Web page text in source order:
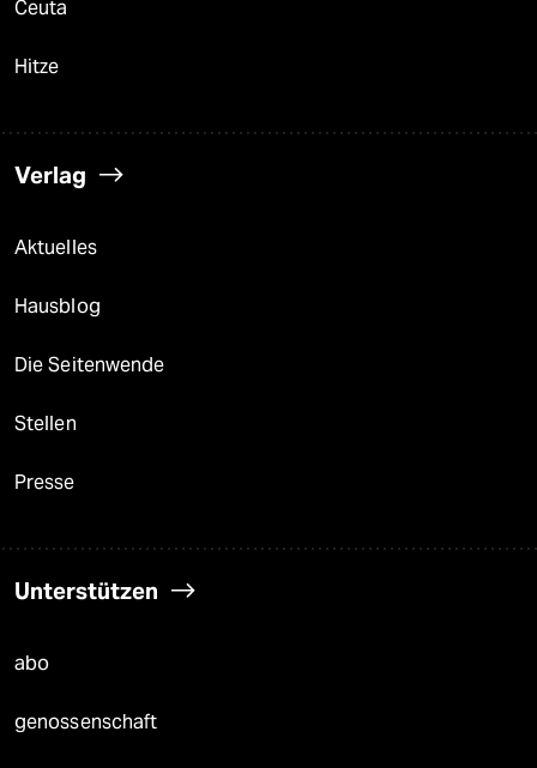
Ceuta
Hitze
Verlag
Aktuelles
Hausblog
Die Seitenwende
Stellen
Presse
Unterstützen
abo
genossenschaft